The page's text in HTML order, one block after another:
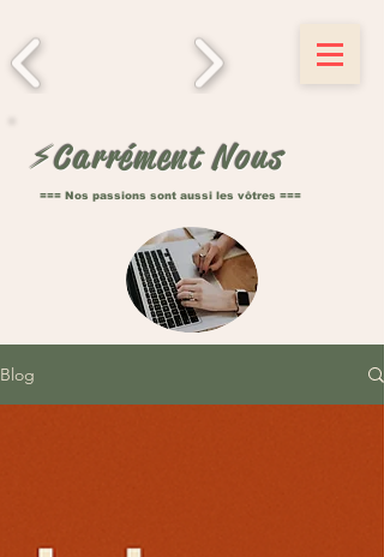
⚡️Carrément Nous
=== Nos passions sont aussi les vôtres ===
Blog